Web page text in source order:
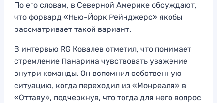
По его словам, в Северной Америке обсуждают,
что форвард «Нью-Йорк Рейнджерс» якобы
рассматривает такой вариант.
В интервью RG Ковалев отметил, что понимает
стремление Панарина чувствовать уважение
внутри команды. Он вспомнил собственную
ситуацию, когда переходил из «Монреаля» в
«Оттаву», подчеркнув, что тогда для него вопрос